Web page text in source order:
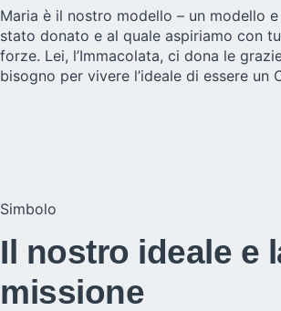
Maria è il nostro modello – un modello
stato donato e al quale aspiriamo con
forze. Lei, l’Immacolata, ci dona le
bisogno per vivere l’ideale di essere un
Simbolo
Il nostro ideale e
missione